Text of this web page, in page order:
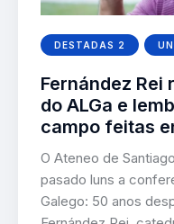
DESTADAS 2
Fernández Rei
do ALGa e
campo feitas
O Ateneo de
pasado luns a
Galego: 50 anos